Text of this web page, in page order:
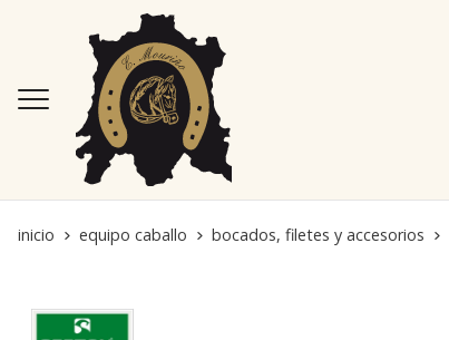
inicio equipo caballo bocados, filetes y accesorios